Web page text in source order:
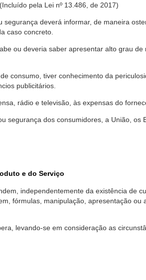
pela Lei nº 13.486, de 2017)
deverá informar, de maneira
caso concreto.
ou deveria saber apresentar alto grau de
consumo, tiver conhecimento da
publicitários.
rádio e televisão, às expensas do
segurança dos consumidores, a União, os
e do Serviço
independentemente da existência de
fórmulas, manipulação, apresentação ou
levando-se em consideração as